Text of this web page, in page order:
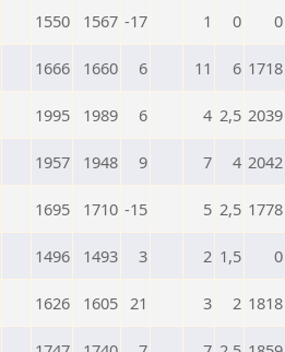
1550 1567 -17 1 0 0
1666 1660 6 11 6 1718
1995 1989 6 4 2,5 2039
1957 1948 9 7 4 2042
1695 1710 -15 5 2,5 1778
1496 1493 3 2 1,5 0
1626 1605 21 3 2 1818